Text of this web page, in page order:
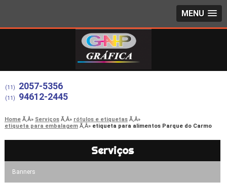
MENU
(11) 2057-5356
(11) 94612-2445
Home Serviços
rótulos e etiquetas
etiqueta para embalagem
etiqueta para alimentos Parque do Carmo
Serviços
Banners